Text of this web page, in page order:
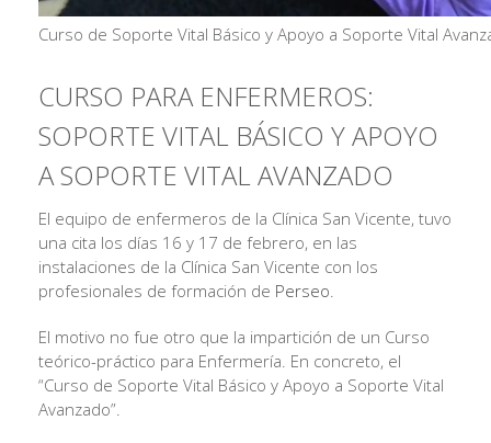
Curso de Soporte Vital Básico y Apoyo a Soporte Vital
CURSO PARA ENFERMEROS:
SOPORTE VITAL BÁSICO Y APOYO
A SOPORTE VITAL AVANZADO
El equipo de enfermeros de la Clínica San Vicente, tuvo
una cita los días 16 y 17 de febrero, en las
instalaciones de la Clínica San Vicente con los
profesionales de formación de Perseo.
El motivo no fue otro que la impartición de un Curso
teórico-práctico para Enfermería. En concreto, el
“Curso de Soporte Vital Básico y Apoyo a Soporte Vital
Avanzado”.